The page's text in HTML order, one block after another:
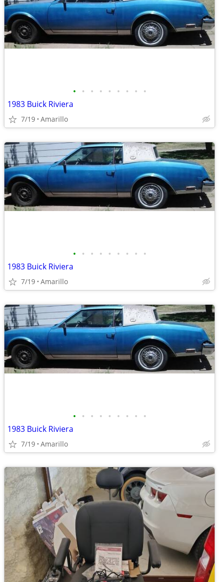
• • • • • • • • •
1983 Buick Riviera
7/19 Amarillo
• • • • • • • • •
1983 Buick Riviera
7/19 Amarillo
• • • • • • • • •
1983 Buick Riviera
7/19 Amarillo